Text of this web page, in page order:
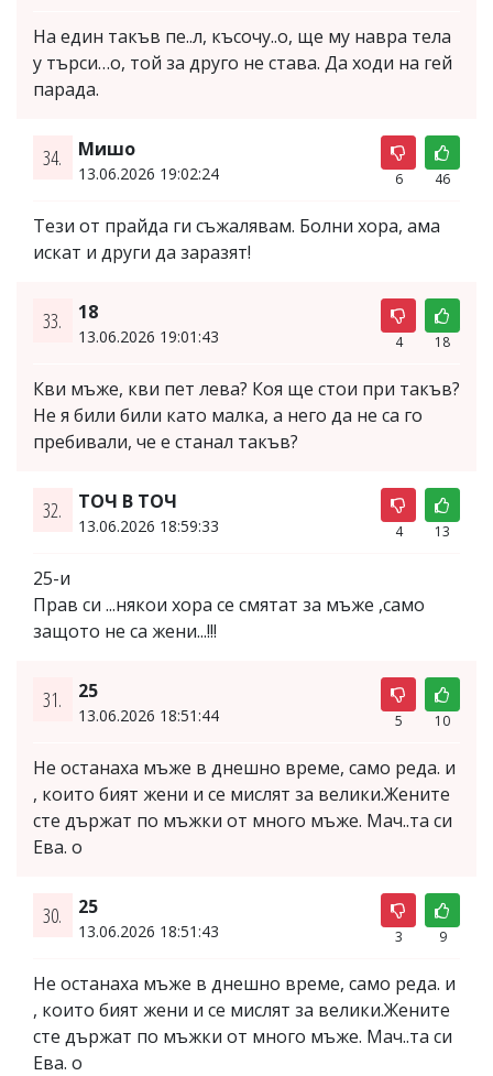
На един такъв пе..л, късочу..о, ще му навра тела
у търси…о, той за друго не става. Да ходи на гей
парада.
34. Мишо
13.06.2026 19:02:24 6 46
Тези от прайда ги съжалявам. Болни хора, ама
искат и други да заразят!
33. 18
13.06.2026 19:01:43 4 18
Кви мъже, кви пет лева? Коя ще стои при такъв?
Не я били били като малка, а него да не са го
пребивали, че е станал такъв?
32. ТОЧ В ТОЧ
13.06.2026 18:59:33 4 13
25-и
Прав си ...някои хора се смятат за мъже ,само
защото не са жени...!!!
31. 25
13.06.2026 18:51:44 5 10
Не останаха мъже в днешно време, само реда. и
, които бият жени и се мислят за велики.Жените
сте държат по мъжки от много мъже. Мач..та си
Ева. о
30. 25
13.06.2026 18:51:43 3 9
Не останаха мъже в днешно време, само реда. и
, които бият жени и се мислят за велики.Жените
сте държат по мъжки от много мъже. Мач..та си
Ева. о